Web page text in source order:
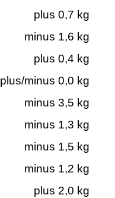
plus 0,7 kg
minus 1,6 kg
plus 0,4 kg
plus/minus 0,0 kg
minus 3,5 kg
minus 1,3 kg
minus 1,5 kg
minus 1,2 kg
plus 2,0 kg